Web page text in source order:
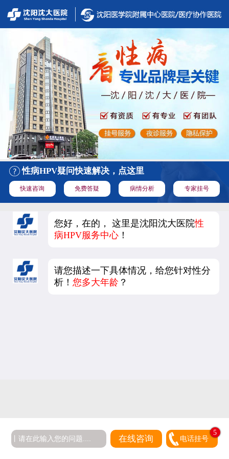
性病HPV疑问快速解决，点这里
快速咨询 免费答疑 病情分析 专家挂号
您好，在的， 这里是沈阳沈大医院性
病HPV服务中心！
请您描述一下具体情况，给您针对性分
析！ 您多大年龄？
在线咨询 电话挂号
5